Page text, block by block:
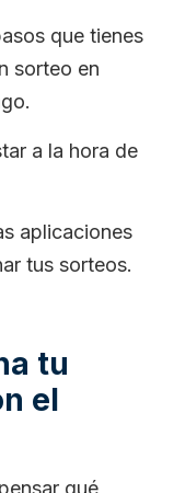
que tienes
sorteo en
a la hora de
aplicaciones
tus sorteos.
tu
el
qué